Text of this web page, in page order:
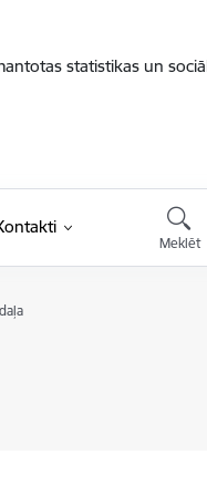
statistikas un
Meklēt